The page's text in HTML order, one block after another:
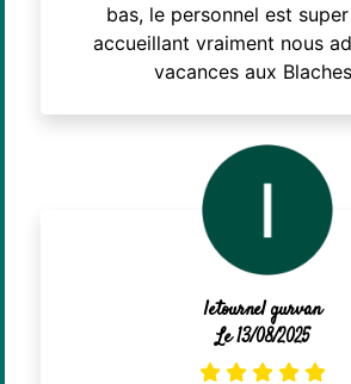
bas, le personnel est
accueillant vraiment nous
vacances aux
letournel gurvan
Le 13/08/2025